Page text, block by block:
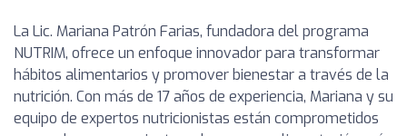
La Lic. Mariana Patrón Farias, fundadora del programa
NUTRIM, ofrece un enfoque innovador para transformar
hábitos alimentarios y promover bienestar a través de la
nutrición. Con más de 17 años de experiencia, Mariana y su
equipo de expertos nutricionistas están comprometidos